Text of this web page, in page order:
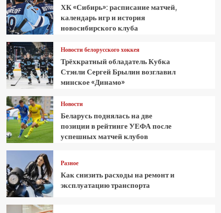
ХК «Сибирь»: расписание матчей,
календарь игр и история
новосибирского клуба
Новости белорусского хоккея
Трёхкратный обладатель Кубка
Стэнли Сергей Брылин возглавил
минское «Динамо»
Новости
Беларусь поднялась на две
позиции в рейтинге УЕФА после
успешных матчей клубов
Разное
Как снизить расходы на ремонт и
эксплуатацию транспорта